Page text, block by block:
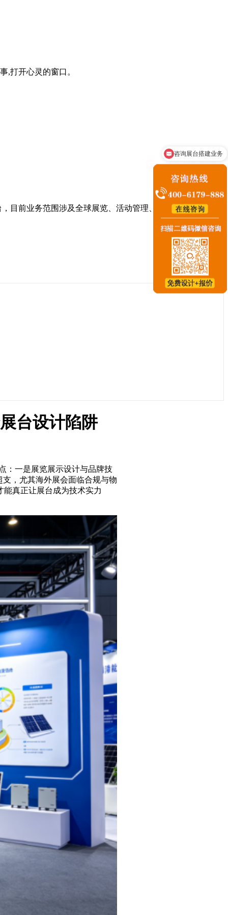
,打开心灵的窗口。
目前业务范围涉及全球展览、活动管理、主题文化馆等。
台设计陷阱
：一是展览展示设计与品牌技
，尤其海外展会面临合规与物
真正让展台成为技术实力
可以出设计图和报价嘛？